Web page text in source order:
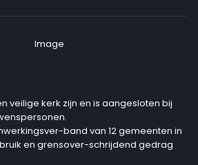
veilige kerk zijn en is aangesloten bij
band van 12 gemeenten in
en grensover-schrijdend gedrag